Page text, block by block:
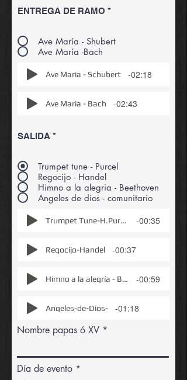
ENTREGA DE RAMO *
Ave María - Shubert
Ave María -Bach
Ave Maria - Schubert -02:18
Ave Maria - Bach -02:43
SALIDA *
Trumpet tune - Purcel
Regocijo - Handel
Himno a la alegria - Beethoven
Angeles de dios - comunitario
Trumpet Tune-H.Purcell_s -00:35
Regocijo-Handel -00:37
Himno a la alegría - Beethoven -00:59
Angeles-de-Dios- -01:18
Nombre papas ó XV
Día de evento *